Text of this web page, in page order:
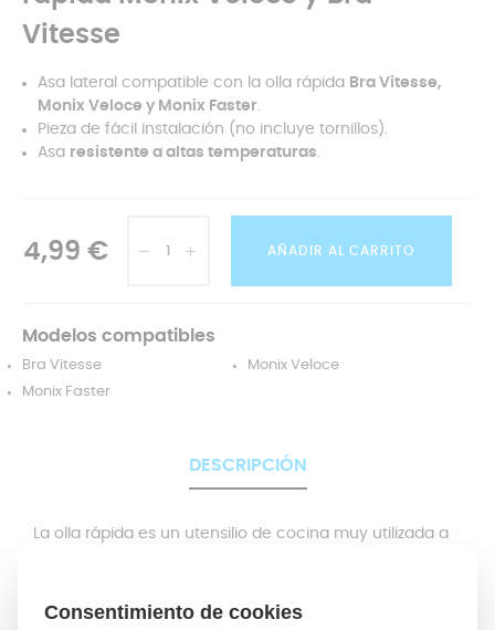
Vitesse
Asa lateral compatible con la olla rápida Bra Vitesse,
Monix Veloce y Monix Faster.
Pieza de fácil instalación (no incluye tornillos).
Asa resistente a altas temperaturas.
4,99 € AÑADIR AL CARRITO
Modelos compatibles
Bra Vitesse
Monix Veloce
Monix Faster
DESCRIPCIÓN
La olla rápida es un utensilio de cocina muy utilizada a
El asa lateral del cuerpo de la olla está